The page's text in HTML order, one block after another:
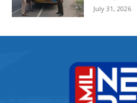
July 31, 2026